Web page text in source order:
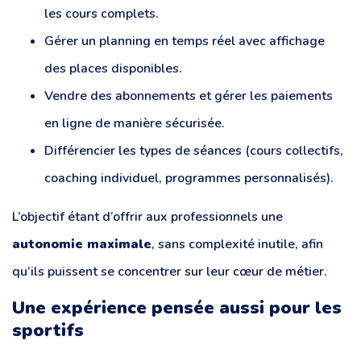
les cours complets.
Gérer un planning en temps réel avec affichage
des places disponibles.
Vendre des abonnements et gérer les paiements
en ligne de manière sécurisée.
Différencier les types de séances (cours collectifs,
coaching individuel, programmes personnalisés).
L’objectif étant d’offrir aux professionnels une
autonomie maximale, sans complexité inutile, afin
qu’ils puissent se concentrer sur leur cœur de métier.
Une expérience pensée aussi pour les
sportifs